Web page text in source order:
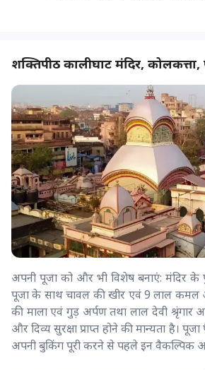
शक्तिपीठ कालीघाट मंदिर,
अपनी पूजा को और भी विशेष बनाएं: मंदिर के
पूजा के साथ चावल की खीर एवं 9 लाल कमल
की माला एवं गुड़ अर्पण तथा लाल देवी श्रृंगार
और दिव्य सुरक्षा प्राप्त होने की मान्यता है।
अपनी बुकिंग पूरी करने से पहले इन वैकल्पिक